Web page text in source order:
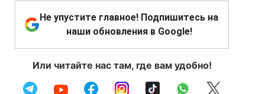
Не упустите главное! Подпишитесь на
наши обновления в Google!
Или читайте нас там, где вам удобно!